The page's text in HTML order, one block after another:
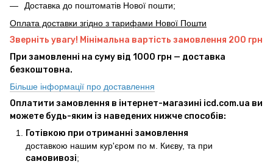
Доставка до поштоматів Нової пошти;
Оплата доставки згідно з тарифами Нової Пошти
Зверніть увагу! Мінімальна вартість замовлення 200 грн
При замовленні на суму від 1000 грн — доставка
безкоштовна.
Більше інформації про доставлення
Оплатити замовлення в інтернет-магазині icd.com.ua ви
можете будь-яким із наведених нижче способів:
Готівкою при отриманні замовлення
доставкою нашим кур'єром по м. Києву, та при
самовивозі;